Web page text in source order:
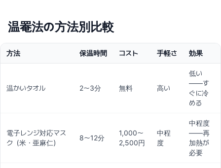
温罨法の方法別比較
方法 保温時間 コスト 手軽さ 効果
温かいタオル 2〜3分 無料 高い
低い
——す
ぐに冷
める
電子レンジ対応マス
ク（米・亜麻仁）
8〜12分
1,000〜
2,500円
中程
度
中程度
——再
加熱が
必要